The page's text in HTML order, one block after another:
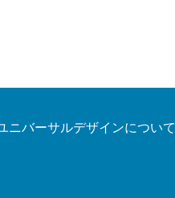
ニバーサルデザインについて